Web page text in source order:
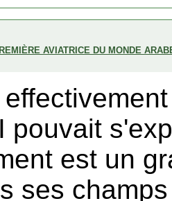
AVIATRICE DU MONDE
pouvait
est un
ses